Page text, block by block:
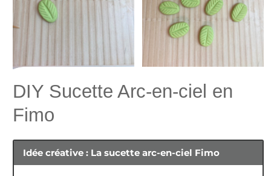
Faire 8 petites boules avec une couleur. Les aplatir et
Couper le bout et recommencer pour former 2 autres
DIY Sucette Arc-en-ciel en
Fimo
Idée créative : La sucette arc-en-ciel Fimo